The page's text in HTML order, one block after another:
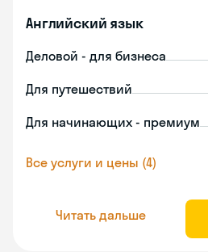
Английский язык
Деловой - для бизнеса
Для путешествий
Для начинающих - премиум
Все услуги и цены (4)
Читать дальше